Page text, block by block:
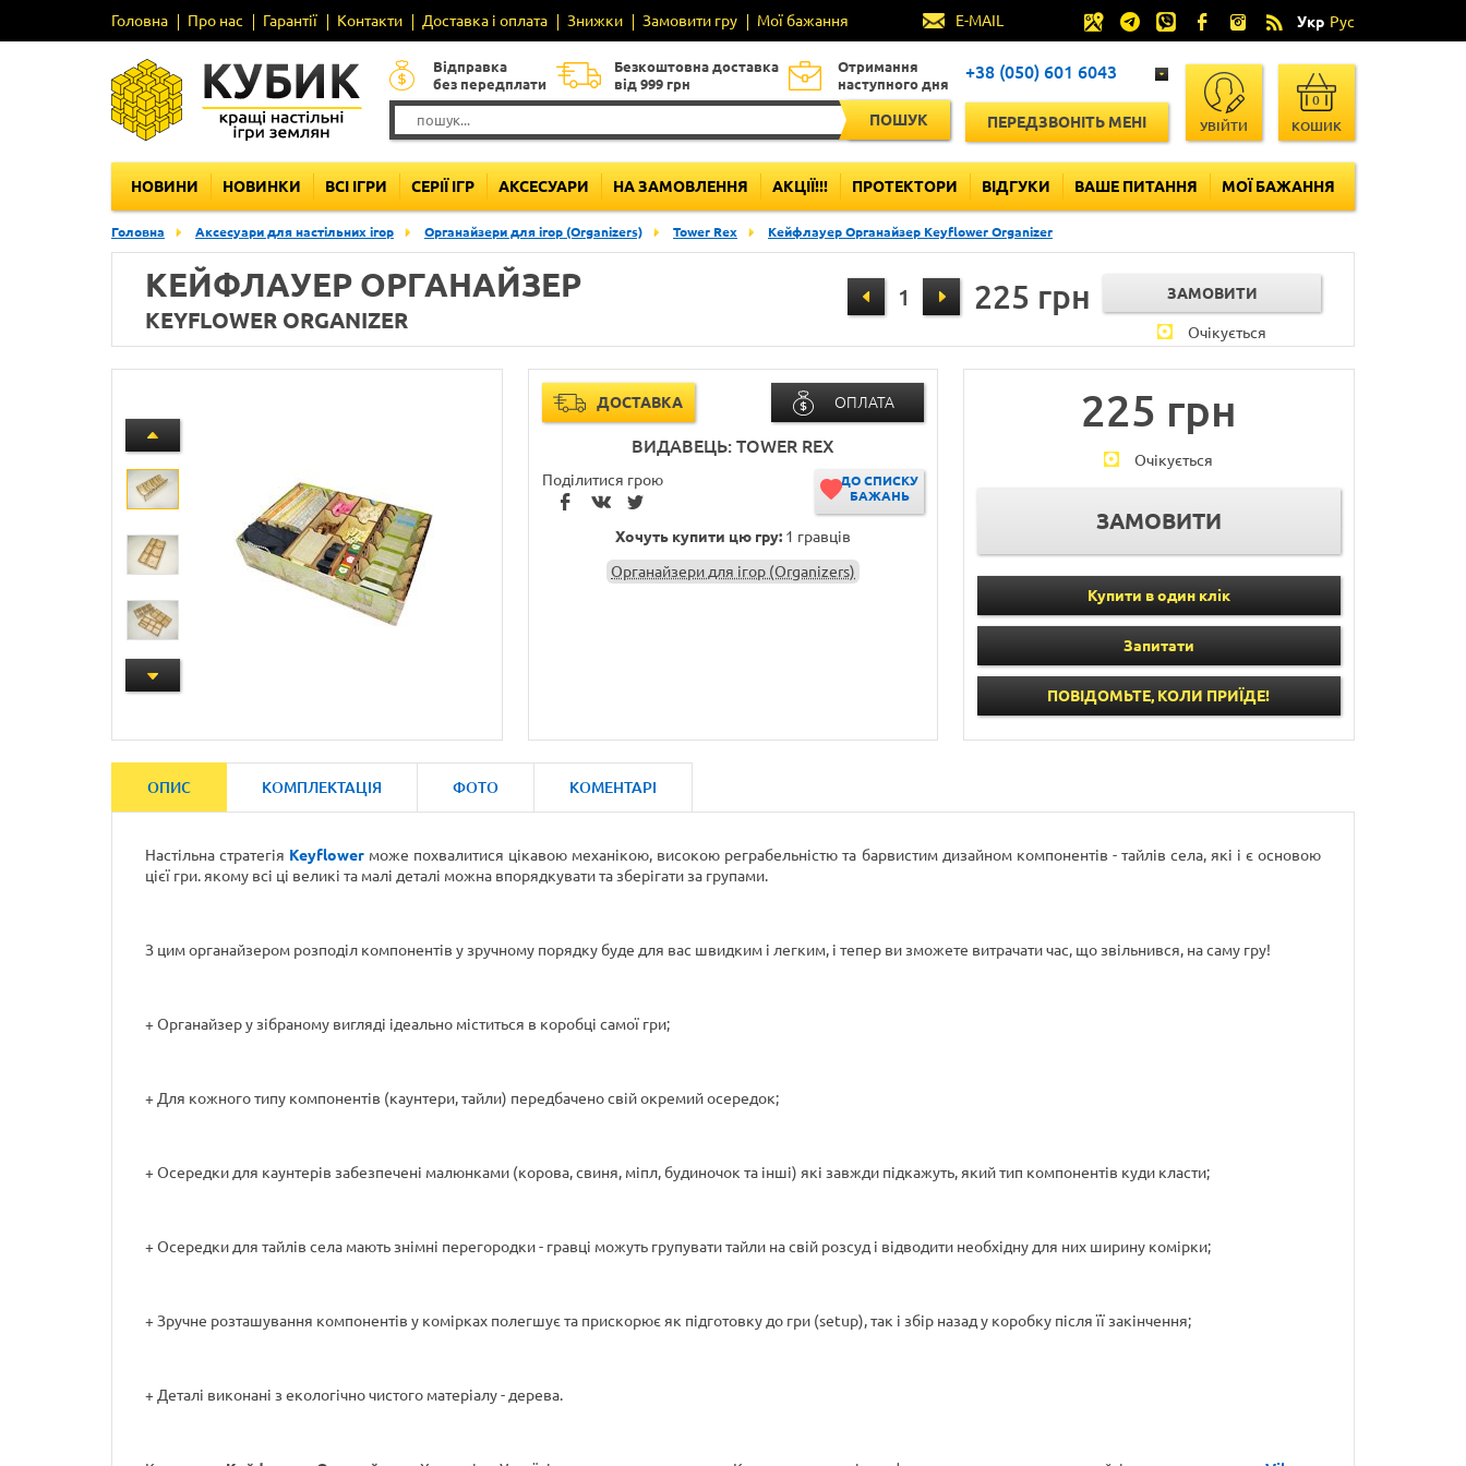
Головна Про нас Гарантії Контакти Доставка і оплата Знижки Замовити гру Мої бажання E-MAIL Укр Рус
Відправка
без передплати
Безкоштовна доставка
від 999 грн
Отримання
наступного дня
ПОШУК
+38 (050) 601 6043
ПЕРЕДЗВОНІТЬ МЕНІ УВІЙТИ КОШИК
0
НОВИНИ НОВИНКИ ВСІ ІГРИ СЕРІЇ ІГР АКСЕСУАРИ НА ЗАМОВЛЕННЯ АКЦІЇ!!! ПРОТЕКТОРИ ВІДГУКИ ВАШЕ ПИТАННЯ МОЇ БАЖАННЯ
Головна Аксесуари для настільних ігор Органайзери для ігор (Organizers) Tower Rex Кейфлауер Органайзер Keyflower Organizer
КЕЙФЛАУЕР ОРГАНАЙЗЕР
KEYFLOWER ORGANIZER
225 грн
Очікується
ДОСТАВКА ОПЛАТА
ВИДАВЕЦЬ: TOWER REX
Поділитися грою
ДО СПИСКУ
БАЖАНЬ
Хочуть купити цю гру: 1 гравців
Органайзери для ігор (Organizers)
225 грн
Очікується
Купити в один клік
Запитати
ПОВІДОМЬТЕ, КОЛИ ПРИЇДЕ!
ОПИС КОМПЛЕКТАЦІЯ ФОТО КОМЕНТАРІ
Настільна стратегія Keyflower може похвалитися цікавою механікою, високою реграбельністю та барвистим дизайном компонентів - тайлів села, які і є основою
цієї гри. якому всі ці великі та малі деталі можна впорядкувати та зберігати за групами.
З цим органайзером розподіл компонентів у зручному порядку буде для вас швидким і легким, і тепер ви зможете витрачати час, що звільнився, на саму гру!
+ Органайзер у зібраному вигляді ідеально міститься в коробці самої гри;
+ Для кожного типу компонентів (каунтери, тайли) передбачено свій окремий осередок;
+ Осередки для каунтерів забезпечені малюнками (корова, свиня, міпл, будиночок та інші) які завжди підкажуть, який тип компонентів куди класти;
+ Осередки для тайлів села мають знімні перегородки - гравці можуть групувати тайли на свій розсуд і відводити необхідну для них ширину комірки;
+ Зручне розташування компонентів у комірках полегшує та прискорює як підготовку до гри (setup), так і збір назад у коробку після її закінчення;
+ Деталі виконані з екологічно чистого матеріалу - дерева.